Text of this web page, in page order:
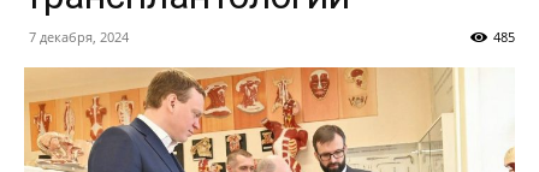
7 декабря, 2024 485